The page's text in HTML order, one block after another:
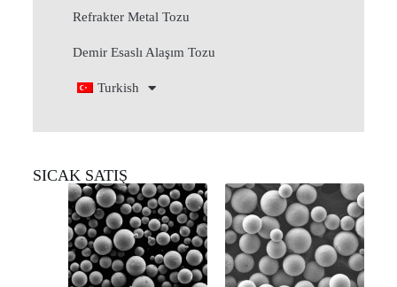
Refrakter Metal Tozu
Demir Esaslı Alaşım Tozu
Turkish
SICAK SATIŞ